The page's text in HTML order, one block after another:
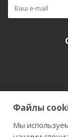
+7
Файлы
Мы